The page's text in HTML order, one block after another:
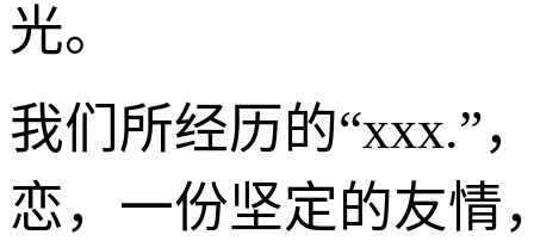
光。
我们所经历的“xxx.”
恋，一份坚定的友情